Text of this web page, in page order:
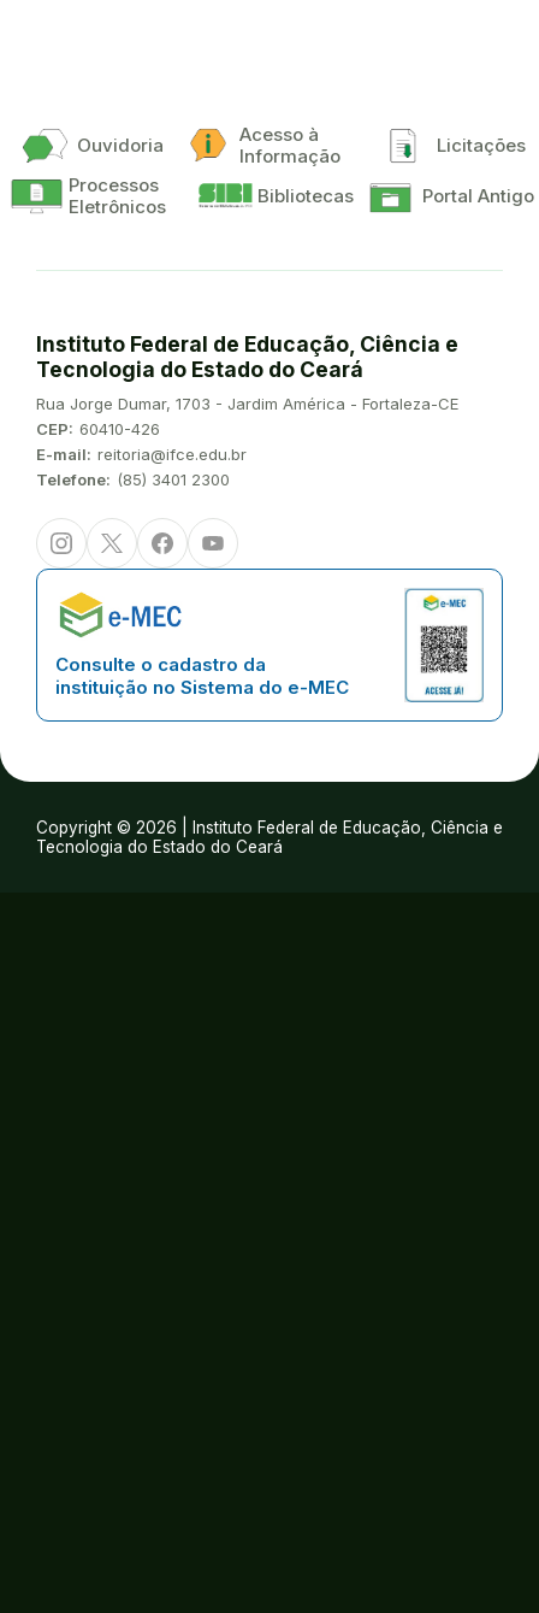
Ouvidoria
Acesso à
Informação
Licitações
Processos
Eletrônicos
Bibliotecas Portal Antigo
Instituto Federal de Educação, Ciência e
Tecnologia do Estado do Ceará
Endereço:
Rua Jorge Dumar, 1703 - Jardim América - Fortaleza-CE
CEP: 60410-426
E-mail: reitoria@ifce.edu.br
Telefone: (85) 3401 2300
InstagramTwitter/XFacebookYoutube
Consulte o cadastro da
instituição no Sistema do e-MEC
Copyright © 2026 | Instituto Federal de Educação, Ciência e
Tecnologia do Estado do Ceará